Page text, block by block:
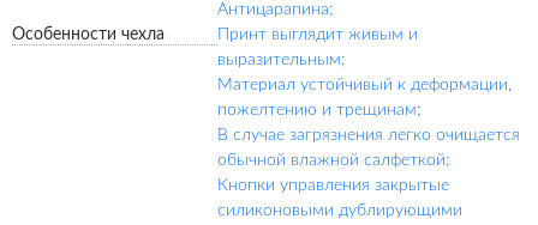
Антицарапина;
Особенности чехла
Принт выглядит живым и
выразительным;
Материал устойчивый к деформации,
пожелтению и трещинам;
В случае загрязнения легко очищается
обычной влажной салфеткой;
Кнопки управления закрытые
силиконовыми дублирующими